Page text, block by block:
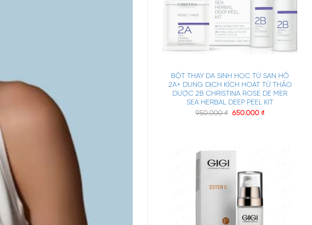
BỘT THAY DA SINH HỌC TỪ SAN HÔ
2A+ DUNG DỊCH KÍCH HOẠT TỪ THẢO
DƯỢC 2B CHRISTINA ROSE DE MER
SEA HERBAL DEEP PEEL KIT
950.000₫ 650.000 ₫